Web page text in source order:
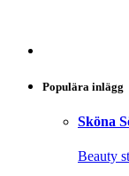
Populära inlägg
Sköna
Beauty